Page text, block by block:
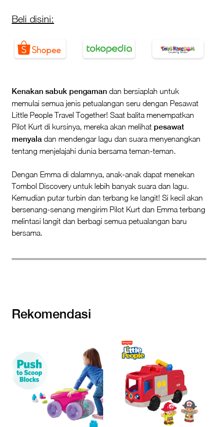
Beli disini:
Kenakan sabuk pengaman dan bersiaplah untuk
memulai semua jenis petualangan seru dengan Pesawat
Little People Travel Together! Saat balita menempatkan
Pilot Kurt di kursinya, mereka akan melihat pesawat
menyala dan mendengar lagu dan suara menyenangkan
tentang menjelajahi dunia bersama teman-teman.
Dengan Emma di dalamnya, anak-anak dapat menekan
Tombol Discovery untuk lebih banyak suara dan lagu.
Kemudian putar turbin dan terbang ke langit! Si kecil akan
bersenang-senang mengirim Pilot Kurt dan Emma terbang
melintasi langit dan berbagi semua petualangan baru
bersama.
Rekomendasi